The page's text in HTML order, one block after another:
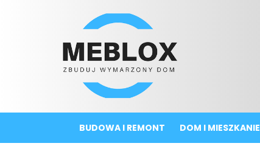
BUDOWA I REMONT DOM I MIESZKANIE